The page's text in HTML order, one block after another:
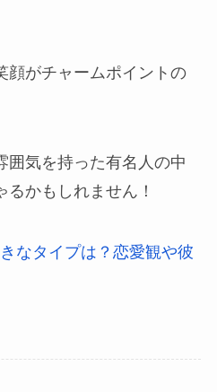
顔がチャームポイントの
囲気を持った有名人の中
かもしれません！
なタイプは？恋愛観や彼